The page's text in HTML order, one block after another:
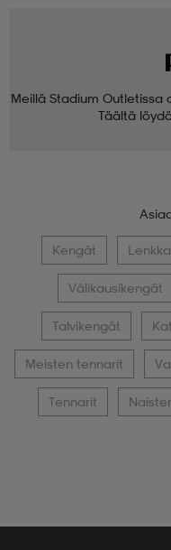
Meillä Stadium Outletissa
Täältä
Kengät
Välikausikengät
Talvikengät
Meisten tennarit
Tennarit